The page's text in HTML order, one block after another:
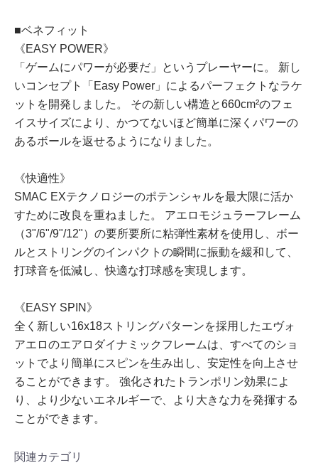
■ベネフィット
《EASY POWER》
「ゲームにパワーが必要だ」というプレーヤーに。 新し
いコンセプト「Easy Power」によるパーフェクトなラケ
ットを開発しました。 その新しい構造と660cm²のフェ
イスサイズにより、かつてないほど簡単に深くパワーの
あるボールを返せるようになりました。
《快適性》
SMAC EXテクノロジーのポテンシャルを最大限に活か
すために改良を重ねました。 アエロモジュラーフレーム
（3"/6"/9"/12"）の要所要所に粘弾性素材を使用し、ボー
ルとストリングのインパクトの瞬間に振動を緩和して、
打球音を低減し、快適な打球感を実現します。
《EASY SPIN》
全く新しい16x18ストリングパターンを採用したエヴォ
アエロのエアロダイナミックフレームは、すべてのショ
ットでより簡単にスピンを生み出し、安定性を向上させ
ることができます。 強化されたトランポリン効果によ
り、より少ないエネルギーで、より大きな力を発揮する
ことができます。
関連カテゴリ